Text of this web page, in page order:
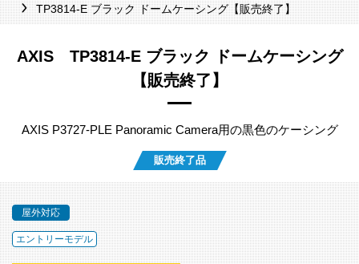
TP3814-E ブラック ドームケーシング【販売終了】
AXIS TP3814-E ブラック ドームケーシング
【販売終了】
AXIS P3727-PLE Panoramic Camera用の黒色のケーシング
販売終了品
屋外対応
エントリーモデル